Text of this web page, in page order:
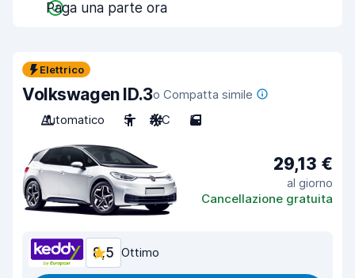
Paga una parte ora
Elettrico
Volkswagen ID.3o Compatta simile
Automatico
5 A/C 5
29,13 €
al giorno
Cancellazione gratuita
8,5 Ottimo